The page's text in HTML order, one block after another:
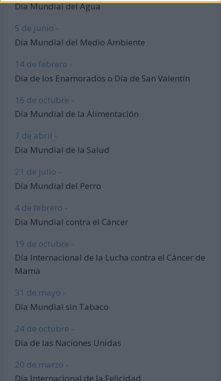
Día Mundial del Agua
5 de junio -
Día Mundial del Medio Ambiente
14 de febrero -
Día de los Enamorados o Día de San Valentín
16 de octubre -
Día Mundial de la Alimentación
7 de abril -
Día Mundial de la Salud
21 de julio -
Día Mundial del Perro
4 de febrero -
Día Mundial contra el Cáncer
19 de octubre -
Día Internacional de la Lucha contra el Cáncer de
Mama
31 de mayo -
Día Mundial sin Tabaco
24 de octubre -
Día de las Naciones Unidas
20 de marzo -
Día Internacional de la Felicidad